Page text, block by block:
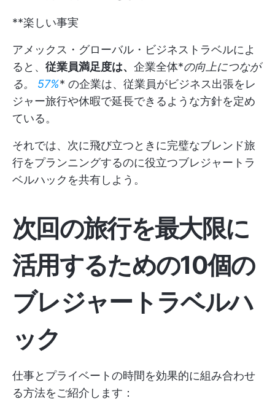
**楽しい事実
アメックス・グローバル・ビジネストラベルによ
ると、 従業員満足度は、 企業全体*の向上につなが
る。 57%* の企業は、従業員がビジネス出張をレ
ジャー旅行や休暇で延長できるような方針を定め
ている。
それでは、次に飛び立つときに完璧なブレンド旅
行をプランニングするのに役立つブレジャートラ
ベルハックを共有しよう。
次回の旅行を最大限に
活用するための10個の
ブレジャートラベルハ
ック
仕事とプライベートの時間を効果的に組み合わせ
る方法をご紹介します：